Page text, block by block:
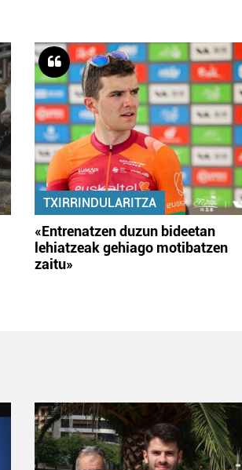
TXIRRINDULARITZA
«Entrenatzen duzun bideetan
lehiatzeak gehiago motibatzen
zaitu»